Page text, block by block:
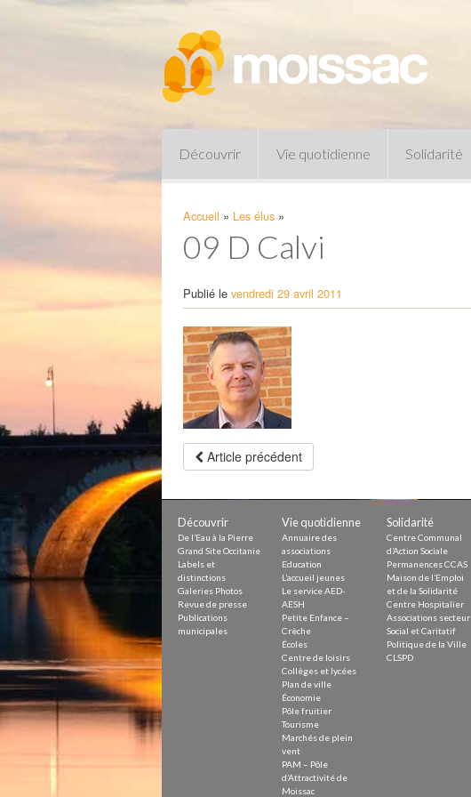
Découvrir Vie quotidienne
Pharmacies de garde
Petite Enfance – Crèche
Écoles
Collèges et lycées
Le service AED-AESH
Pôle fruitier
Tourisme
Marchés de plein vent
PAM – Pôle d’Attractivité de Moissac
Zones d’activités économiques
Animations du centre-ville
Annuaire des commerces
Démarchage
Urbanisme
Environnement développement durable
Déchets
Eau
Prévention des risques
Crues
Solidarité
Accueil » Les élus »
09 D Calvi
Publié le vendredi 29 avril 2011
Article précédent
Découvrir
De l’Eau à la Pierre
Grand Site Occitanie
Labels et
distinctions
Galeries Photos
Revue de presse
Publications
municipales
Vie quotidienne
Annuaire des
associations
Education
L’accueil jeunes
Le service AED-
AESH
Petite Enfance –
Crèche
Écoles
Centre de loisirs
Collèges et lycées
Plan de ville
Économie
Pôle fruitier
Tourisme
Marchés de plein
vent
PAM – Pôle
d’Attractivité de
Moissac
Solidarité
Centre Communal
d’Action Sociale
Permanences CCAS
Maison de l’Emploi
et de la Solidarité
Centre Hospitalier
Associations secteur
Social et Caritatif
Politique de la Ville
CLSPD